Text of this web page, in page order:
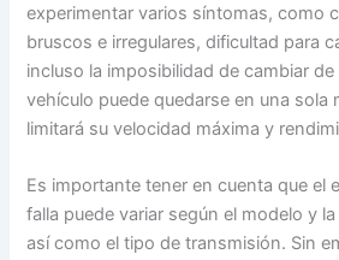
experimentar varios síntomas, como
bruscos e irregulares, dificultad para
incluso la imposibilidad de cambiar
vehículo puede quedarse en una sola
limitará su velocidad máxima y
Es importante tener en cuenta que el
falla puede variar según el modelo y
así como el tipo de transmisión. Sin